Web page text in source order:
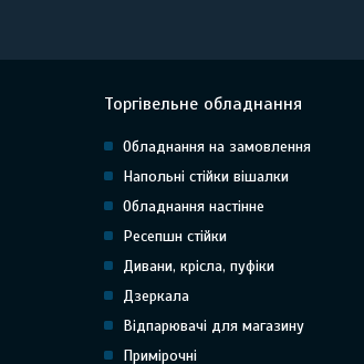
Торгівельне обладнання
Обладнання на замовлення
Напольні стійки вішалки
Обладнання настінне
Ресепшн стійки
Дивани, крісла, пуфіки
Дзеркала
Відпарювачі для магазину
Примірочні